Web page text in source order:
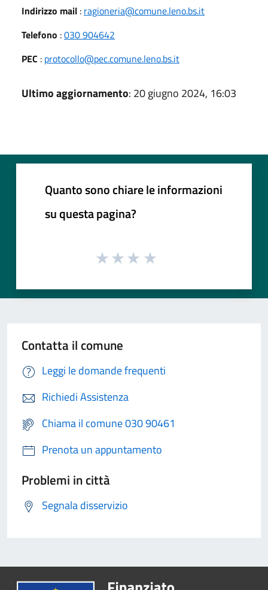
Indirizzo mail : ragioneria@comune.leno.bs.it
Telefono :030 904642
PEC : protocollo@pec.comune.leno.bs.it
Ultimo aggiornamento: 20 giugno 2024, 16:03
Quanto sono chiare le informazioni
su questa pagina?
Contatta il comune
Leggi le domande frequenti
Richiedi Assistenza
Chiama il comune 030 90461
Prenota un appuntamento
Problemi in città
Segnala disservizio